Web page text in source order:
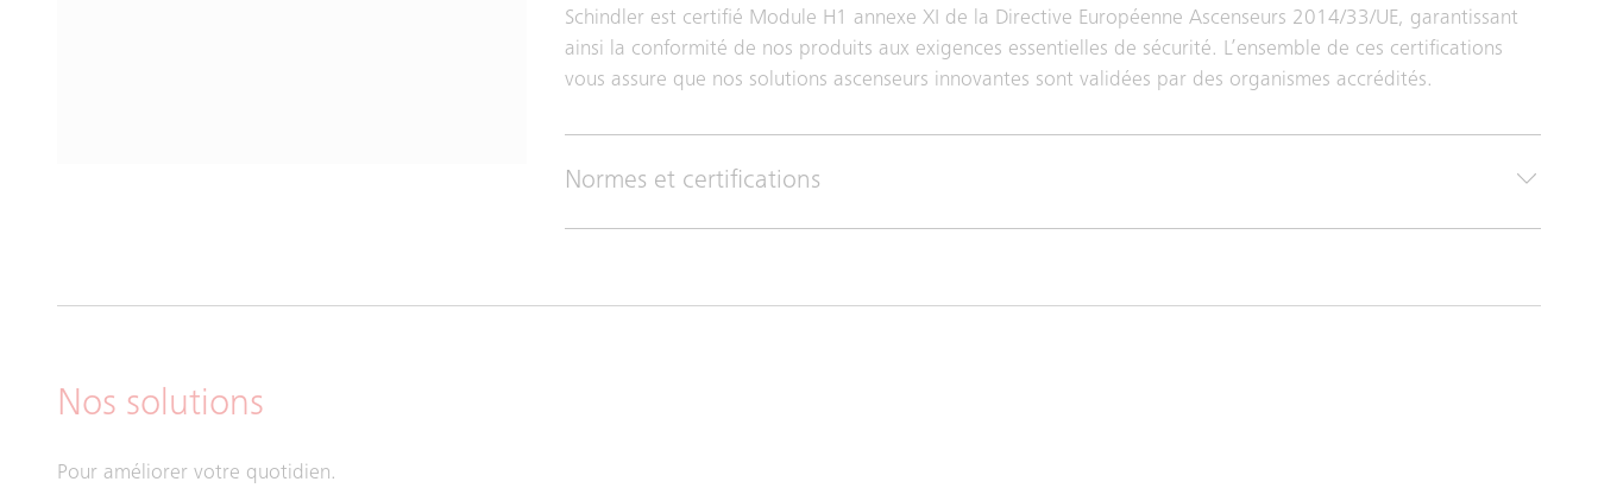
Schindler est certifié Module H1 annexe XI de la Directive Européenne Ascenseurs 2014/33/UE, garantissant
ainsi la conformité de nos produits aux exigences essentielles de sécurité. L’ensemble de ces certifications
vous assure que nos solutions ascenseurs innovantes sont validées par des organismes accrédités.
Normes et certifications
Nos solutions
Pour améliorer votre quotidien.